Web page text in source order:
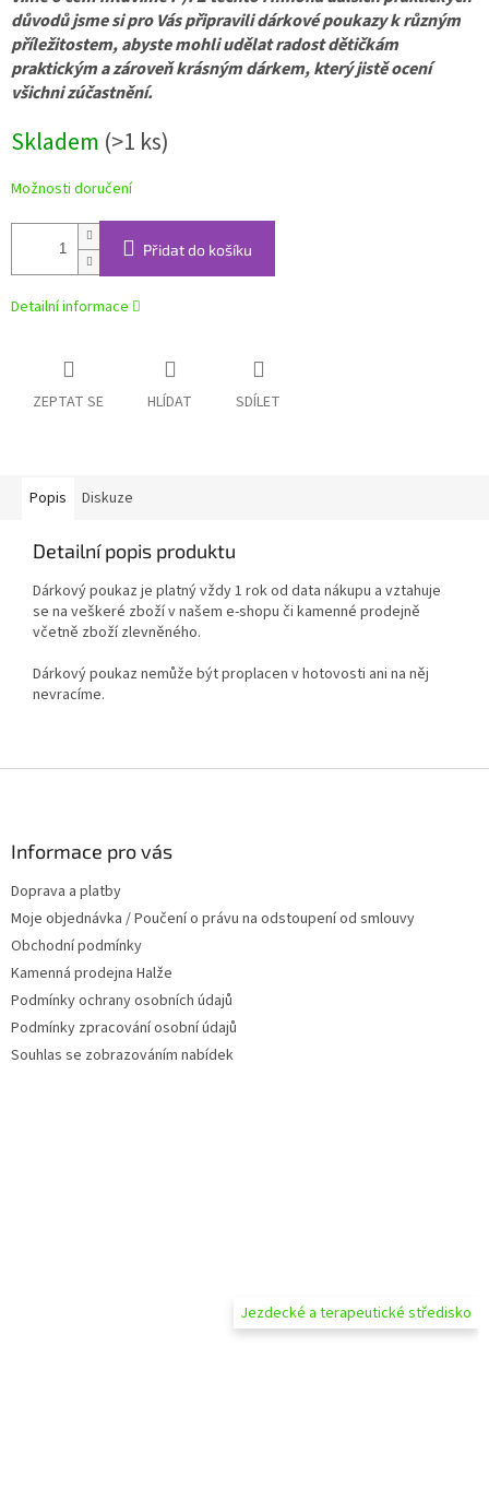
Skladem (>1 ks)
Možnosti doručení
Přidat do košíku
důvodů jsme si pro Vás připravili dárkové poukazy k různým
příležitostem, abyste mohli udělat radost dětičkám
praktickým a zároveň krásným dárkem, který jistě ocení
všichni zúčastnění.
Detailní informace
ZEPTAT SE HLÍDAT SDÍLET
Popis Diskuze
Detailní popis produktu
Dárkový poukaz je platný vždy 1 rok od data nákupu a vztahuje
se na veškeré zboží v našem e-shopu či kamenné prodejně
včetně zboží zlevněného.
Dárkový poukaz nemůže být proplacen v hotovosti ani na něj
nevracíme.
Informace pro vás
Doprava a platby
Moje objednávka / Poučení o právu na odstoupení od smlouvy
Obchodní podmínky
Kamenná prodejna Halže
Podmínky ochrany osobních údajů
Podmínky zpracování osobní údajů
Souhlas se zobrazováním nabídek
Jezdecké a terapeutické středisko